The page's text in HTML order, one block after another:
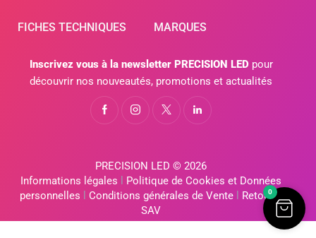
FICHES TECHNIQUES MARQUES
Inscrivez vous à la newsletter PRECISION LEDpour
découvrir nos nouveautés, promotions et actualités
PRECISION LED © 2026
Informations légales
Politique de Cookies et Données
personnelles
Conditions générales de Vente
Retour &
SAV
0